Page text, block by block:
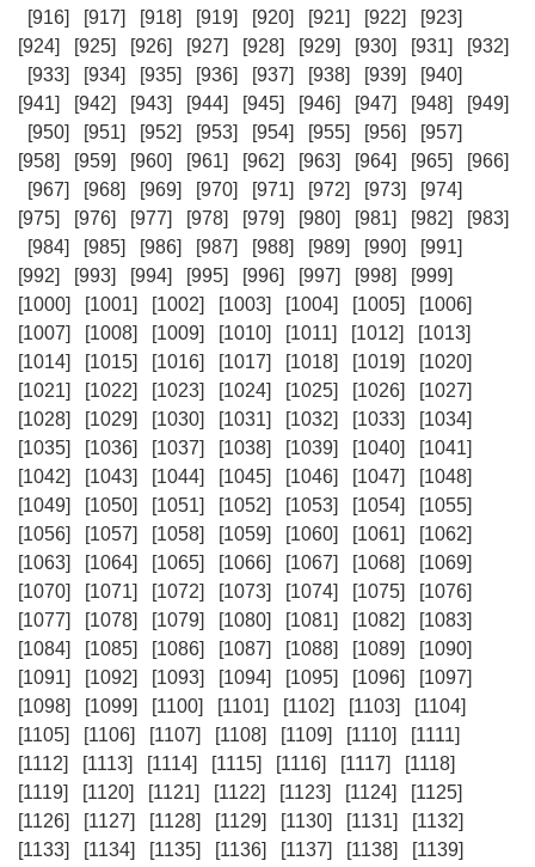
[916] [917] [918] [919] [920] [921] [922]
[923]
[924]
[925] [926] [927] [928] [929] [930] [931]
[932]
[933]
[934] [935] [936] [937] [938] [939]
[940]
[941]
[942] [943] [944] [945] [946] [947] [948]
[949]
[950]
[951] [952] [953] [954] [955] [956]
[957]
[958]
[959] [960] [961] [962] [963] [964] [965]
[966]
[967]
[968] [969] [970] [971] [972] [973]
[974]
[975]
[976] [977] [978] [979] [980] [981] [982]
[983]
[984]
[985] [986] [987] [988] [989] [990]
[991]
[992]
[993] [994] [995] [996] [997] [998]
[999]
[1000]
[1001] [1002] [1003] [1004] [1005]
[1006]
[1007]
[1008] [1009] [1010] [1011] [1012]
[1013]
[1014]
[1015] [1016] [1017] [1018] [1019]
[1020]
[1021]
[1022] [1023] [1024] [1025] [1026]
[1027]
[1028]
[1029] [1030] [1031] [1032] [1033]
[1034]
[1035]
[1036] [1037] [1038] [1039] [1040]
[1041]
[1042]
[1043] [1044] [1045] [1046] [1047]
[1048]
[1049]
[1050] [1051] [1052] [1053] [1054]
[1055]
[1056]
[1057] [1058] [1059] [1060] [1061]
[1062]
[1063]
[1064] [1065] [1066] [1067] [1068]
[1069]
[1070]
[1071] [1072] [1073] [1074] [1075]
[1076]
[1077]
[1078] [1079] [1080] [1081] [1082]
[1083]
[1084]
[1085] [1086] [1087] [1088] [1089]
[1090]
[1091]
[1092] [1093] [1094] [1095] [1096]
[1097]
[1098]
[1099] [1100] [1101] [1102] [1103]
[1104]
[1105]
[1106] [1107] [1108] [1109] [1110]
[1111]
[1112]
[1113] [1114] [1115] [1116] [1117]
[1118]
[1119]
[1120] [1121] [1122] [1123] [1124]
[1125]
[1126]
[1127] [1128] [1129] [1130] [1131]
[1132]
[1133]
[1134] [1135] [1136] [1137] [1138]
[1139]